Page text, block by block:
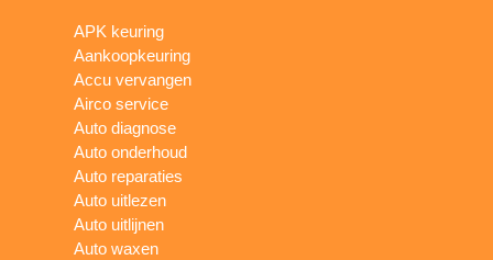
APK keuring
Aankoopkeuring
Accu vervangen
Airco service
Auto diagnose
Auto onderhoud
Auto reparaties
Auto uitlezen
Auto uitlijnen
Auto waxen